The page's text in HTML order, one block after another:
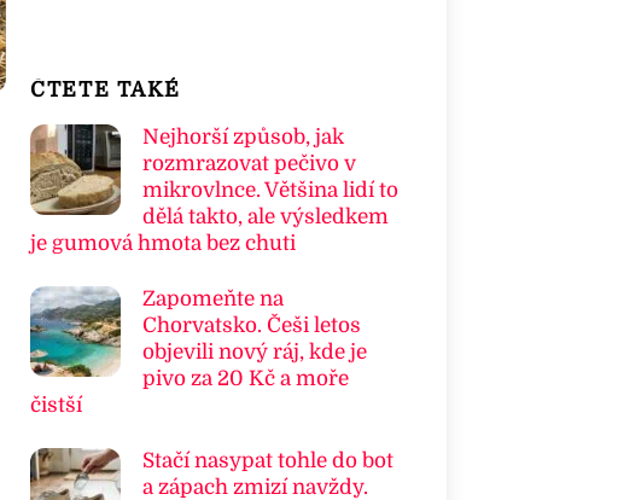
ČTETE TAKÉ
Nejhorší způsob, jak
rozmrazovat pečivo v
mikrovlnce. Většina lidí to
dělá takto, ale výsledkem
je gumová hmota bez chuti
Zapomeňte na
Chorvatsko. Češi letos
objevili nový ráj, kde je
pivo za 20 Kč a moře
čistší
Stačí nasypat tohle do bot
a zápach zmizí navždy.